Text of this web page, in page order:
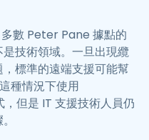
多數 Peter Pane 據點的
技術領域。一旦出現纜
標準的遠端支援可能幫
種情況下使用
但是 IT 支援技術人員仍